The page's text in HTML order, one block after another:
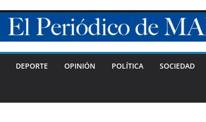
DEPORTE OPINIÓN POLÍTICA SOCIEDAD